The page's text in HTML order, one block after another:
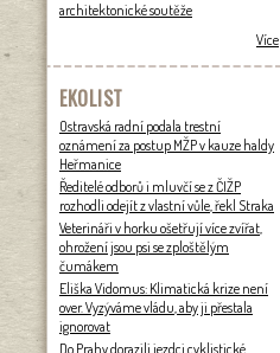
architektonické soutěže
Více
EKOLIST
Ostravská radní podala trestní
oznámení za postup MŽP v kauze haldy
Heřmanice
Ředitelé odborů i mluvčí se z ČIŽP
rozhodli odejít z vlastní vůle, řekl Straka
Veterináři v horku ošetřují více zvířat,
ohrožení jsou psi se zploštělým
čumákem
Eliška Vidomus: Klimatická krize není
over. Vyzýváme vládu, aby ji přestala
ignorovat
Do Prahy dorazili jezdci cyklistické